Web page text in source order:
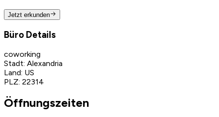
Jetzt erkunden
Büro Details
coworking
Stadt: Alexandria
Land: US
PLZ: 22314
Öffnungszeiten